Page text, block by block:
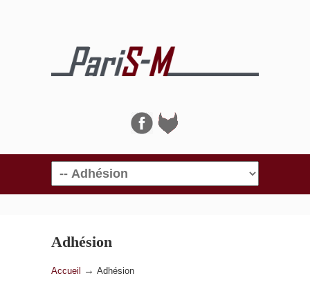
Navigation
Adhésion
Accueil → Adhésion